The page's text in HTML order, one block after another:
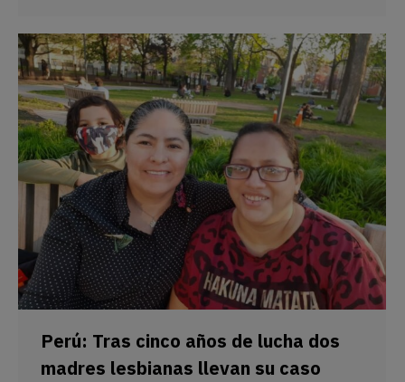
Perú: Tras cinco años de lucha dos
madres lesbianas llevan su caso